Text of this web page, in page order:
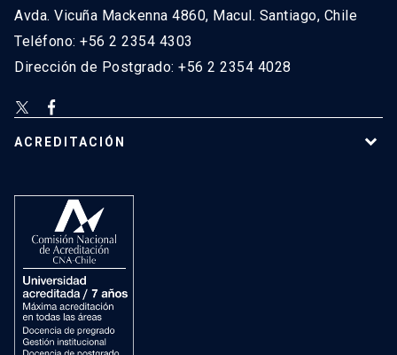
Avda. Vicuña Mackenna 4860, Macul. Santiago, Chile
Teléfono: +56 2 2354 4303
Dirección de Postgrado: +56 2 2354 4028
ACREDITACIÓN